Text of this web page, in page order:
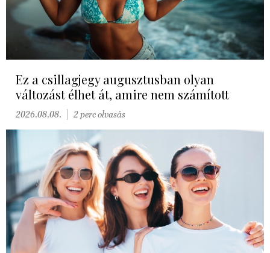
Ez a csillagjegy augusztusban olyan
változást élhet át, amire nem számított
2026.08.08. 2 perc olvasás